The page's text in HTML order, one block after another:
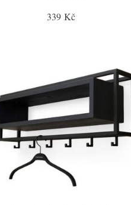
339 Kč